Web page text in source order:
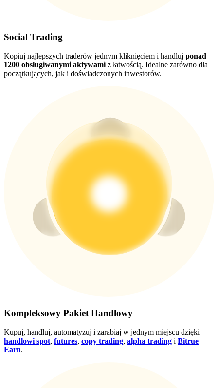
USDT Flexible Staking | Daily Rewards
BTC Flexible Staking | Daily Rewards
Więcej wydarzeń
Wygraj nagrody i ekskluzywne bonusy
Zaloguj sie
Social Trading
Kopiuj najlepszych traderów jednym kliknięciem i handluj ponad
1200 obsługiwanymi aktywami z łatwością. Idealne zarówno dla
początkujących, jak i doświadczonych inwestorów.
Kompleksowy Pakiet Handlowy
Kupuj, handluj, automatyzuj i zarabiaj w jednym miejscu dzięki
handlowi spot, futures, copy trading, alpha trading i Bitrue
Earn.